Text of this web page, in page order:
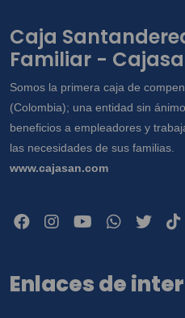
Caja
Familiar -
Somos la primera caja de
(Colombia); una entidad sin
beneficios a empleadores y
las necesidades de sus familias.
www.cajasan.com
Enlaces de